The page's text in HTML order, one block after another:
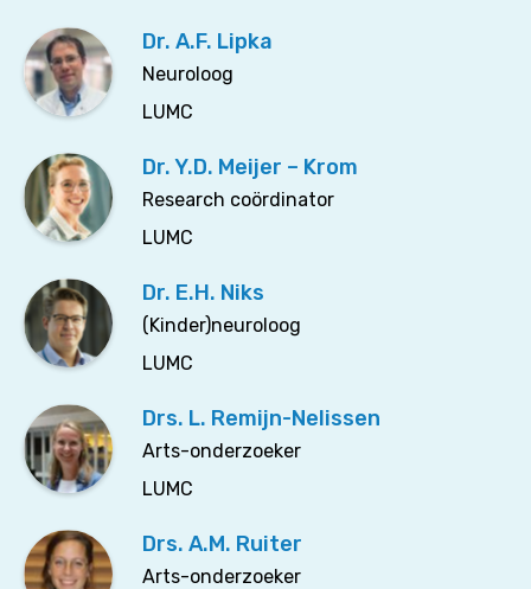
Dr. A.F. Lipka
Neuroloog
LUMC
Dr. Y.D. Meijer – Krom
Research coördinator
LUMC
Dr. E.H. Niks
(Kinder)neuroloog
LUMC
Drs. L. Remijn-Nelissen
Arts-onderzoeker
LUMC
Drs. A.M. Ruiter
Arts-onderzoeker